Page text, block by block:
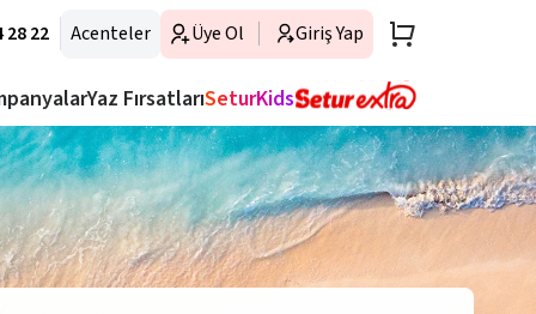
28 22 Acenteler Üye Ol Giriş Yap
Yaz FırsatlarıSeturKids